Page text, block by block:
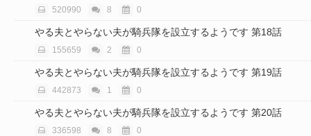
520990 8 0
やる夫とやらない夫が騎兵隊を設立するようです 第18話
155659 2 0
やる夫とやらない夫が騎兵隊を設立するようです 第19話
442873 1 0
やる夫とやらない夫が騎兵隊を設立するようです 第20話
336598 8 0